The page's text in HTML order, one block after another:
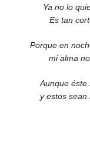
Ya no lo
Es tan
Porque en
mi alma
Aunque éste
y estos sean